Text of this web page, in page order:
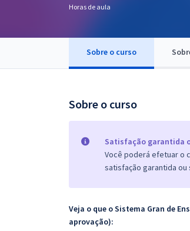
OAB
Questões grátis
Conteúdo gratuito
Horas de aula
Sobre o curso
Sobre o curso
Satisfação garantida
Você poderá efetuar o
satisfação garantida
Veja o que o Sistema Gran de
aprovação):